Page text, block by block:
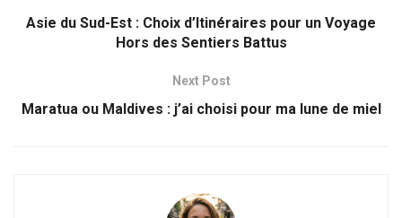
Asie du Sud-Est : Choix d’Itinéraires pour un Voyage
Hors des Sentiers Battus
Next Post
Maratua ou Maldives : j’ai choisi pour ma lune de miel